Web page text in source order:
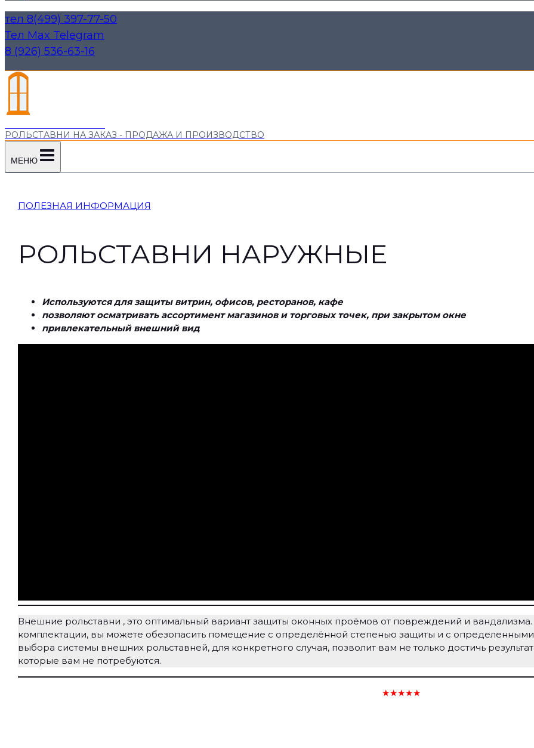
тел 8(499) 397-77-50
Тел Max Telegram
8 (926) 536-63-16
РОЛЬСТАВНИ НА ЗАКАЗ - ПРОДАЖА И ПРОИЗВОДСТВО
МЕНЮ
ПОЛЕЗНАЯ ИНФОРМАЦИЯ
РОЛЬСТАВНИ НАРУЖНЫЕ
Используются для защиты витрин, офисов, ресторанов, кафе
позволяют осматривать ассортимент магазинов и торговых точек, при закрытом окне
привлекательный внешний вид
Внешние рольставни , это оптимальный вариант защиты оконных проёмов от повреждений и
комплектации, вы можете обезопасить помещение с определённой степенью защиты и с
выбора системы внешних рольставней, для конкретного случая, позволит вам не только достичь
которые вам не потребуются.
★★★★★